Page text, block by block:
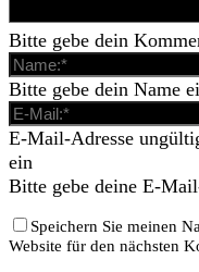
Bitte gebe dein
Bitte gebe dein Name
E-Mail-Adresse
ein
Bitte gebe deine E-
Speichern Sie meinen
Website für den nächsten